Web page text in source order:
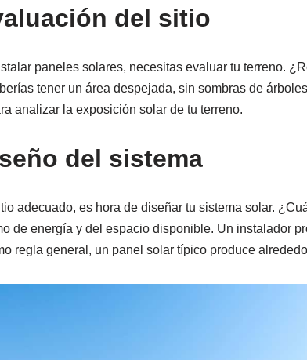
del sitio
paneles solares, necesitas evaluar tu terreno.
tener un área despejada, sin sombras de
analizar la exposición solar de tu terreno.
del sistema
adecuado, es hora de diseñar tu sistema solar.
de energía y del espacio disponible. Un instalador
regla general, un panel solar típico produce